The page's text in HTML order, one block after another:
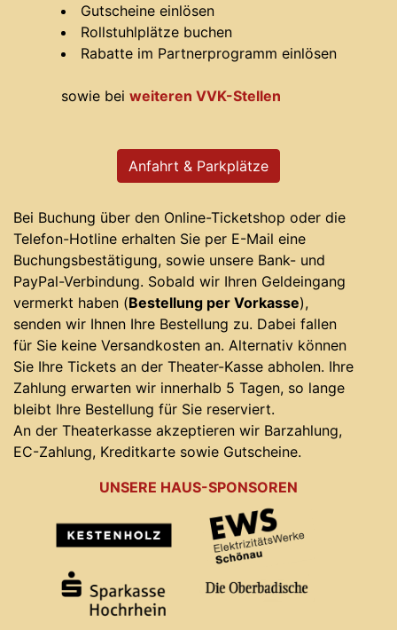
Gutscheine einlösen
Rollstuhlplätze buchen
Rabatte im Partnerprogramm einlösen
sowie bei weiteren VVK-Stellen
Anfahrt & Parkplätze
Bei Buchung über den Online-Ticketshop oder die
Telefon-Hotline erhalten Sie per E-Mail eine
Buchungsbestätigung, sowie unsere Bank- und
PayPal-Verbindung. Sobald wir Ihren Geldeingang
vermerkt haben (Bestellung per Vorkasse),
senden wir Ihnen Ihre Bestellung zu. Dabei fallen
für Sie keine Versandkosten an. Alternativ können
Sie Ihre Tickets an der Theater-Kasse abholen. Ihre
Zahlung erwarten wir innerhalb 5 Tagen, so lange
bleibt Ihre Bestellung für Sie reserviert.
An der Theaterkasse akzeptieren wir Barzahlung,
EC-Zahlung, Kreditkarte sowie Gutscheine.
UNSERE HAUS-SPONSOREN